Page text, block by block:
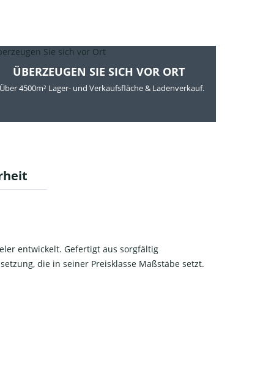
ÜBERZEUGEN SIE SICH VOR ORT
Über 4500m² Lager- und Verkaufsfläche & Ladenverkauf.
entwickelt. Gefertigt aus sorgfältig
die in seiner Preisklasse Maßstäbe setzt.